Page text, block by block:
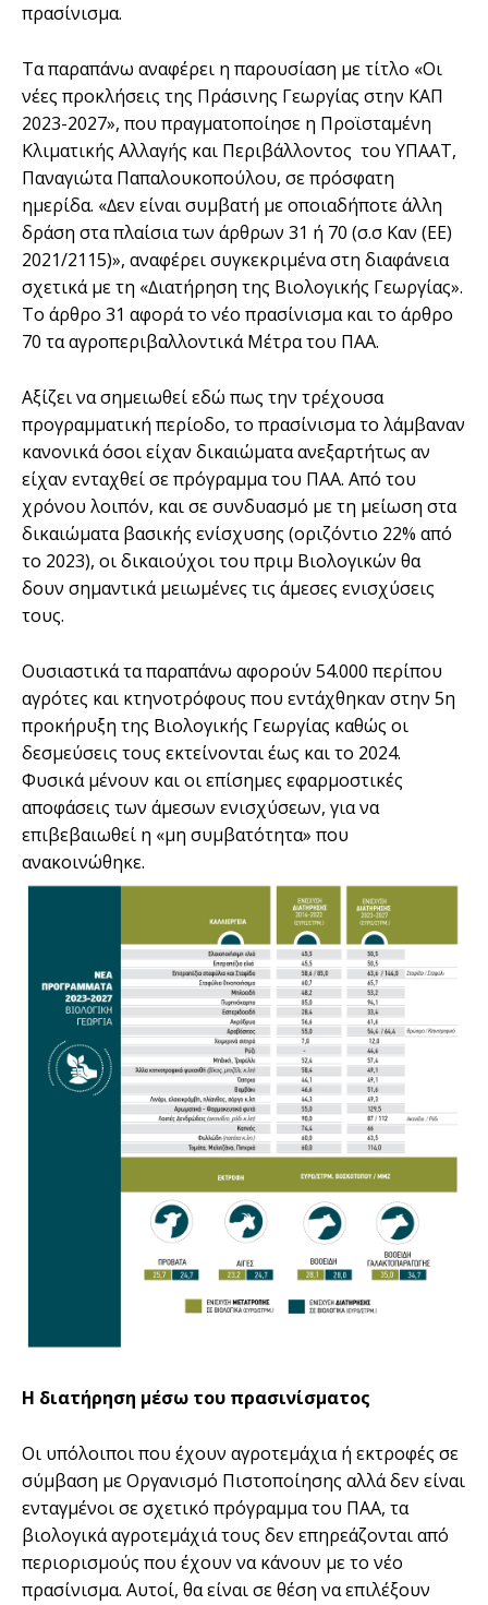
πρασίνισµα.
Τα παραπάνω αναφέρει η παρουσίαση µε τίτλο «Οι
νέες προκλήσεις της Πράσινης Γεωργίας στην ΚΑΠ
2023-2027», που πραγµατοποίησε η Προϊσταµένη
Κλιµατικής Αλλαγής και Περιβάλλοντος του ΥΠΑΑΤ,
Παναγιώτα Παπαλουκοπούλου, σε πρόσφατη
ηµερίδα. «∆εν είναι συµβατή µε οποιαδήποτε άλλη
δράση στα πλαίσια των άρθρων 31 ή 70 (σ.σ Καν (ΕΕ)
2021/2115)», αναφέρει συγκεκριµένα στη διαφάνεια
σχετικά µε τη «∆ιατήρηση της Βιολογικής Γεωργίας».
Το άρθρο 31 αφορά το νέο πρασίνισµα και το άρθρο
70 τα αγροπεριβαλλοντικά Μέτρα του ΠΑΑ.
Αξίζει να σηµειωθεί εδώ πως την τρέχουσα
προγραµµατική περίοδο, το πρασίνισµα το λάµβαναν
κανονικά όσοι είχαν δικαιώµατα ανεξαρτήτως αν
είχαν ενταχθεί σε πρόγραµµα του ΠΑΑ. Από του
χρόνου λοιπόν, και σε συνδυασµό µε τη µείωση στα
δικαιώµατα βασικής ενίσχυσης (οριζόντιο 22% από
το 2023), οι δικαιούχοι του πριµ Βιολογικών θα
δουν σηµαντικά µειωµένες τις άµεσες ενισχύσεις
τους.
Ουσιαστικά τα παραπάνω αφορούν 54.000 περίπου
αγρότες και κτηνοτρόφους που εντάχθηκαν στην 5η
προκήρυξη της Βιολογικής Γεωργίας καθώς οι
δεσµεύσεις τους εκτείνονται έως και το 2024.
Φυσικά µένουν και οι επίσηµες εφαρµοστικές
αποφάσεις των άµεσων ενισχύσεων, για να
επιβεβαιωθεί η «µη συµβατότητα» που
ανακοινώθηκε.
Η διατήρηση µέσω του πρασινίσµατος
Οι υπόλοιποι που έχουν αγροτεµάχια ή εκτροφές σε
σύµβαση µε Οργανισµό Πιστοποίησης αλλά δεν είναι
ενταγµένοι σε σχετικό πρόγραµµα του ΠΑΑ, τα
βιολογικά αγροτεµάχιά τους δεν επηρεάζονται από
περιορισµούς που έχουν να κάνουν µε το νέο
πρασίνισµα. Αυτοί, θα είναι σε θέση να επιλέξουν